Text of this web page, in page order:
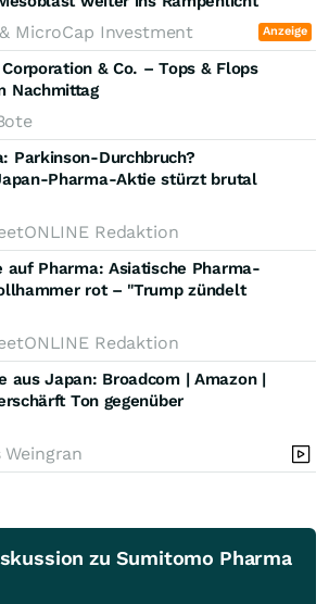
MicroCap Investment Anzeige
& Co. – Tops & Flops
Nachmittag
Parkinson-Durchbruch?
Pharma-Aktie stürzt brutal
Redaktion
Pharma: Asiatische Pharma-
rot – "Trump zündelt
Redaktion
aus Japan: Broadcom | Amazon |
Ton gegenüber
Weingran
zu Sumitomo Pharma